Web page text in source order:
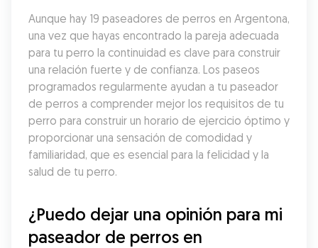
Aunque hay 19 paseadores de perros en Argentona,
una vez que hayas encontrado la pareja adecuada
para tu perro la continuidad es clave para construir
una relación fuerte y de confianza. Los paseos
programados regularmente ayudan a tu paseador
de perros a comprender mejor los requisitos de tu
perro para construir un horario de ejercicio óptimo y
proporcionar una sensación de comodidad y
familiaridad, que es esencial para la felicidad y la
salud de tu perro.
¿Puedo dejar una opinión para mi
paseador de perros en